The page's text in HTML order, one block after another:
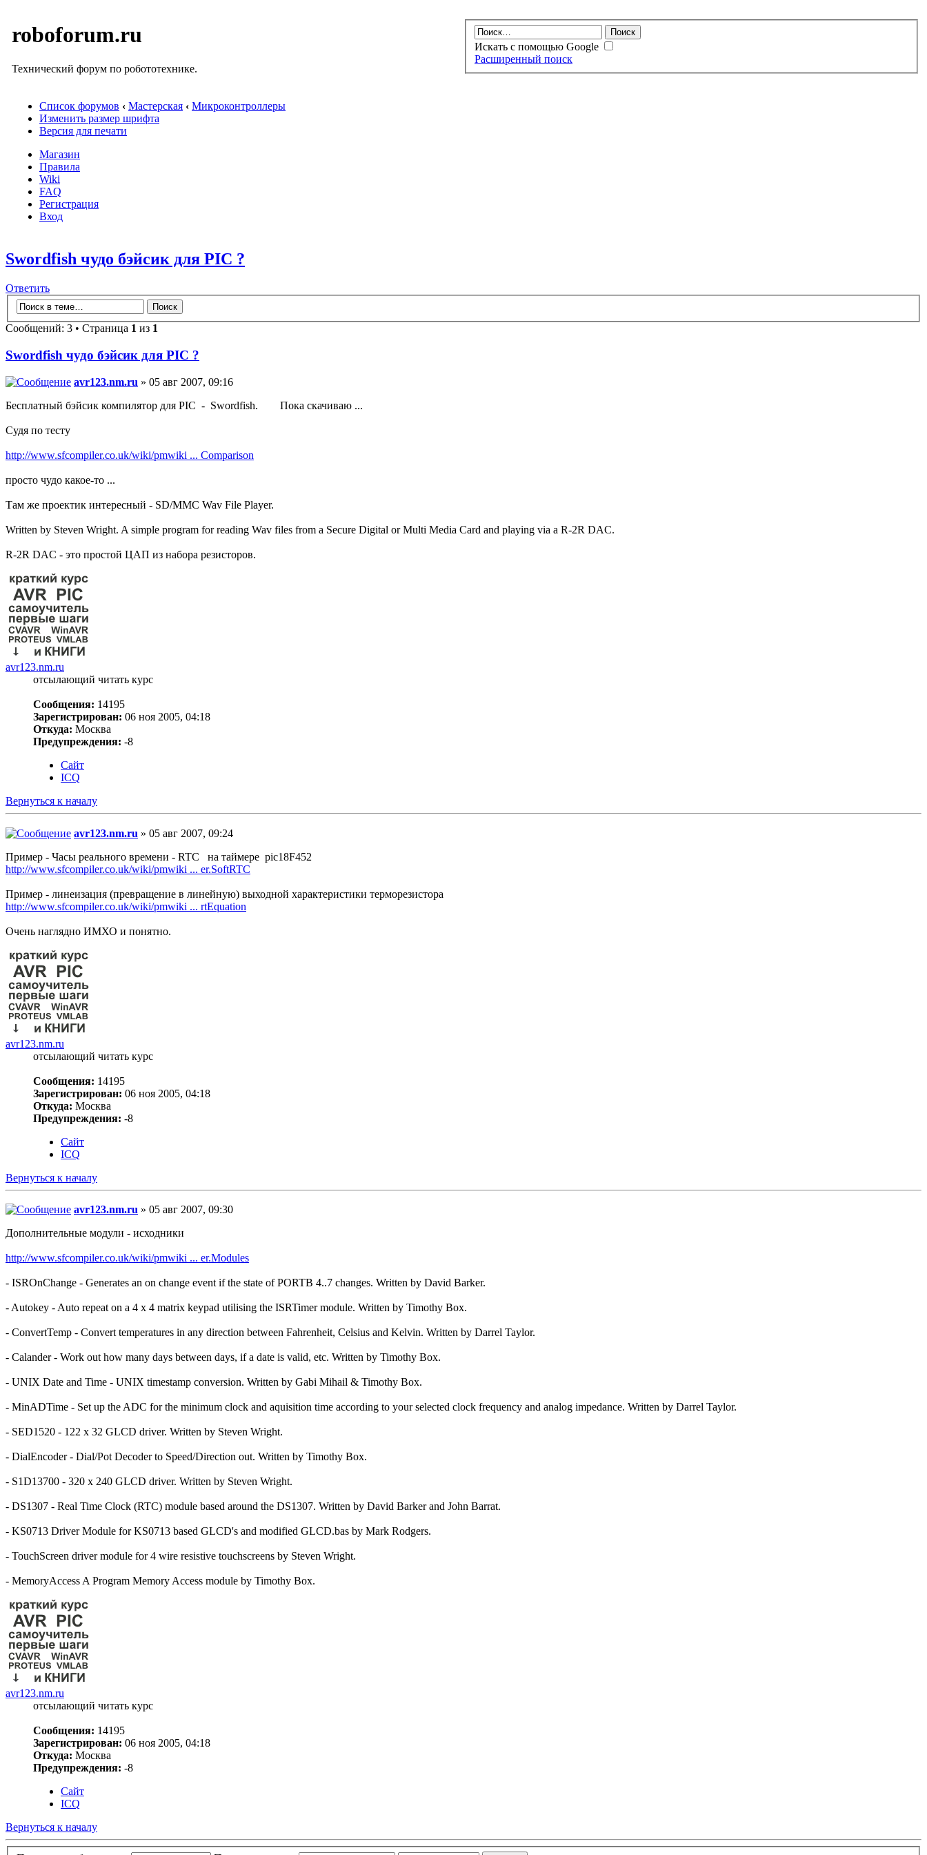
roboforum.ru
Технический форум по робототехнике.
Искать с помощью Google
Расширенный поиск
Список форумов ‹ Мастерская ‹ Микроконтроллеры
Изменить размер шрифта
Версия для печати
Магазин
Правила
Wiki
FAQ
Регистрация
Вход
Swordfish чудо бэйсик для PIC ?
Ответить
Сообщений: 3 • Страница 1 из 1
Swordfish чудо бэйсик для PIC ?
avr123.nm.ru » 05 авг 2007, 09:16
Бесплатный бэйсик компилятор для PIC - Swordfish. Пока скачиваю ...
Судя по тесту
http://www.sfcompiler.co.uk/wiki/pmwiki ... Comparison
просто чудо какое-то ...
Там же проектик интересный - SD/MMC Wav File Player.
Written by Steven Wright. A simple program for reading Wav files from a Secure Digital or Multi Media Card and playing via a R-2R DAC.
R-2R DAC - это простой ЦАП из набора резисторов.
avr123.nm.ru
отсылающий читать курс
Сообщения: 14195
Зарегистрирован: 06 ноя 2005, 04:18
Откуда: Москва
Предупреждения: -8
Сайт
ICQ
Вернуться к началу
avr123.nm.ru » 05 авг 2007, 09:24
Пример - Часы реального времени - RTC на таймере pic18F452
http://www.sfcompiler.co.uk/wiki/pmwiki ... er.SoftRTC
Пример - линеизация (превращение в линейную) выходной характеристики терморезистора
http://www.sfcompiler.co.uk/wiki/pmwiki ... rtEquation
Очень наглядно ИМХО и понятно.
avr123.nm.ru
отсылающий читать курс
Сообщения: 14195
Зарегистрирован: 06 ноя 2005, 04:18
Откуда: Москва
Предупреждения: -8
Сайт
ICQ
Вернуться к началу
avr123.nm.ru » 05 авг 2007, 09:30
Дополнительные модули - исходники
http://www.sfcompiler.co.uk/wiki/pmwiki ... er.Modules
- ISROnChange - Generates an on change event if the state of PORTB 4..7 changes. Written by David Barker.
- Autokey - Auto repeat on a 4 x 4 matrix keypad utilising the ISRTimer module. Written by Timothy Box.
- ConvertTemp - Convert temperatures in any direction between Fahrenheit, Celsius and Kelvin. Written by Darrel Taylor.
- Calander - Work out how many days between days, if a date is valid, etc. Written by Timothy Box.
- UNIX Date and Time - UNIX timestamp conversion. Written by Gabi Mihail & Timothy Box.
- MinADTime - Set up the ADC for the minimum clock and aquisition time according to your selected clock frequency and analog impedance. Written by Darrel Taylor.
- SED1520 - 122 x 32 GLCD driver. Written by Steven Wright.
- DialEncoder - Dial/Pot Decoder to Speed/Direction out. Written by Timothy Box.
- S1D13700 - 320 x 240 GLCD driver. Written by Steven Wright.
- DS1307 - Real Time Clock (RTC) module based around the DS1307. Written by David Barker and John Barrat.
- KS0713 Driver Module for KS0713 based GLCD's and modified GLCD.bas by Mark Rodgers.
- TouchScreen driver module for 4 wire resistive touchscreens by Steven Wright.
- MemoryAccess A Program Memory Access module by Timothy Box.
avr123.nm.ru
отсылающий читать курс
Сообщения: 14195
Зарегистрирован: 06 ноя 2005, 04:18
Откуда: Москва
Предупреждения: -8
Сайт
ICQ
Вернуться к началу